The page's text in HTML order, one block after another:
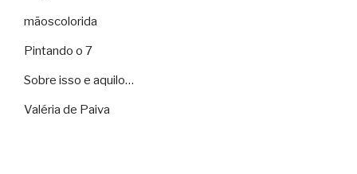
mãoscolorida
Pintando o 7
Sobre isso e aquilo…
Valéria de Paiva